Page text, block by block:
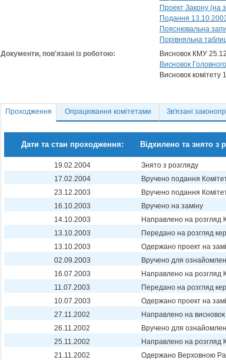
Проект Закону (на
Подання
Пояснювальна
Порівняльна
Документи, пов'язані із роботою:
Висновок КМУ
Висновок
Висновок комітету
Проходження Опрацювання комітетами Зв'язані
Дати та стан проходження: Відхилено та знято з
19.02.2004
Знято з розгляду
17.02.2004
Вручено подання
23.12.2003
Вручено подання
16.10.2003
Вручено на заміну
14.10.2003
Направлено на розгляд
13.10.2003
Передано на розгляд
13.10.2003
Одержано проект на
02.09.2003
Вручено для
16.07.2003
Направлено на розгляд
11.07.2003
Передано на розгляд
10.07.2003
Одержано проект на
27.11.2002
Направлено на
26.11.2002
Вручено для
25.11.2002
Направлено на розгляд
21.11.2002
Одержано Верховною